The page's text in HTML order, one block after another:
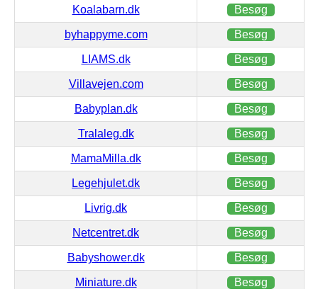
Koalabarn.dk Besøg
byhappyme.com Besøg
LIAMS.dk Besøg
Villavejen.com Besøg
Babyplan.dk Besøg
Tralaleg.dk Besøg
MamaMilla.dk Besøg
Legehjulet.dk Besøg
Livrig.dk Besøg
Netcentret.dk Besøg
Babyshower.dk Besøg
Miniature.dk Besøg